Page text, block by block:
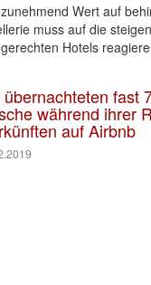
Wert auf
muss auf die
Hotels
fast
während ihrer
auf Airbnb